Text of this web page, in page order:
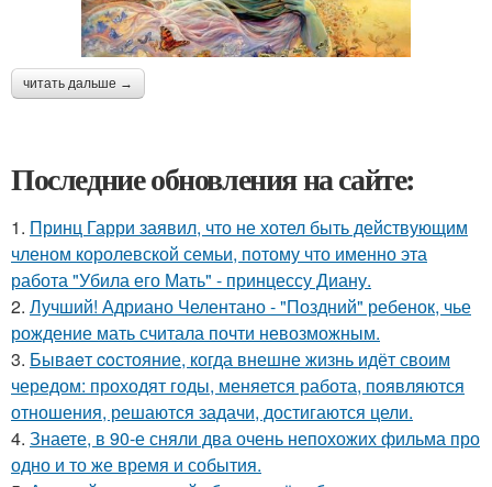
читать дальше →
Последние обновления на сайте:
1. Принц Гарри заявил, что не хотел быть действующим
членом королевской семьи, потому что именно эта
работа "Убила его Мать" - принцессу Диану.
2. Лучший! Адриано Челентано - "Поздний" ребенок, чье
рождение мать считала почти невозможным.
3. Бывaeт coстояние, когда внешне жизнь идёт своим
чередом: проходят годы, меняется работа, появляются
отношения, решаются задачи, достигаются цели.
4. Знаете, в 90-е сняли два очень непохожих фильма про
одно и то же время и события.